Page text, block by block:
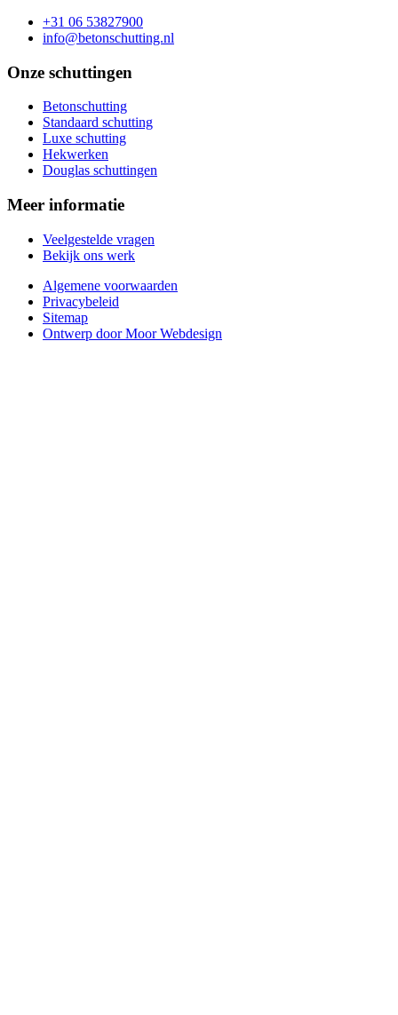
+31 06 53827900
info@betonschutting.nl
Onze schuttingen
Betonschutting
Standaard schutting
Luxe schutting
Hekwerken
Douglas schuttingen
Meer informatie
Veelgestelde vragen
Bekijk ons werk
Algemene voorwaarden
Privacybeleid
Sitemap
Ontwerp door Moor Webdesign